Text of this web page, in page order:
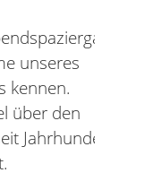
unseres
kennen.
über den
Jahrhunderten